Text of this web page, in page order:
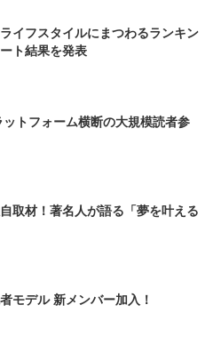
イフスタイルにまつわるランキン
ト結果を発表
トフォーム横断の大規模読者参
取材！著名人が語る「夢を叶える
モデル 新メンバー加入！